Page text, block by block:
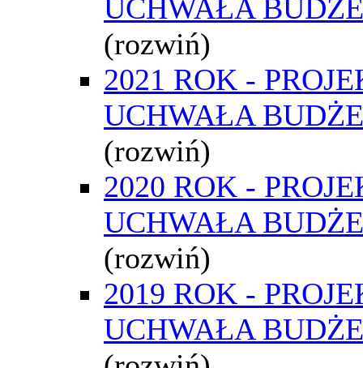
UCHWAŁA
(rozwiń)
2021 ROK -
UCHWAŁA
(rozwiń)
2020 ROK -
UCHWAŁA
(rozwiń)
2019 ROK -
UCHWAŁA